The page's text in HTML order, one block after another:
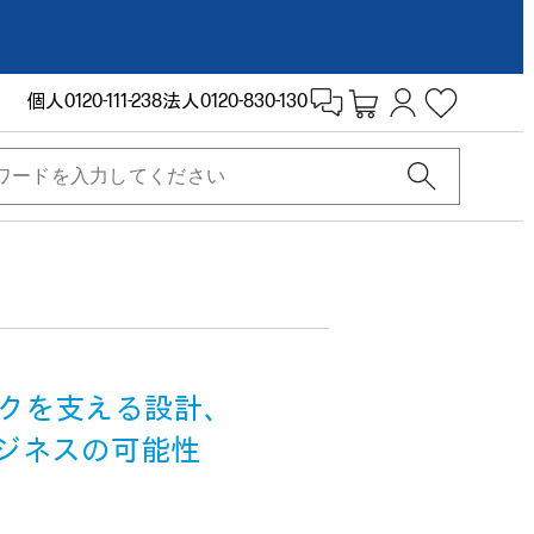
個人0120-111-238法人0120-830-130
を支える設計、
ネスの可能性